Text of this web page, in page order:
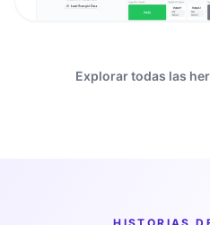
Explorar todas las